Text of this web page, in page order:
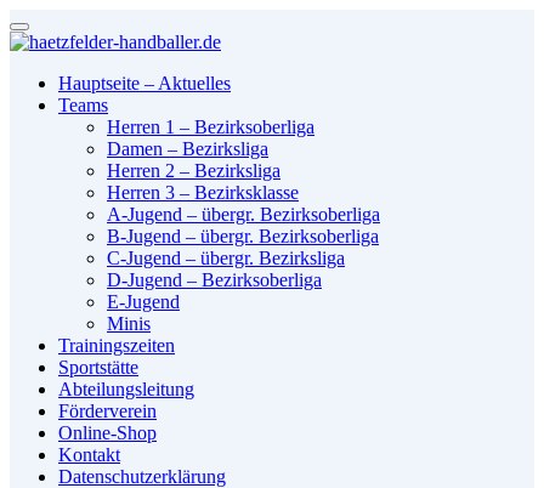
Hauptseite – Aktuelles
Teams
Herren 1 – Bezirksoberliga
Damen – Bezirksliga
Herren 2 – Bezirksliga
Herren 3 – Bezirksklasse
A-Jugend – übergr. Bezirksoberliga
B-Jugend – übergr. Bezirksoberliga
C-Jugend – übergr. Bezirksliga
D-Jugend – Bezirksoberliga
E-Jugend
Minis
Trainingszeiten
Sportstätte
Abteilungsleitung
Förderverein
Online-Shop
Kontakt
Datenschutzerklärung